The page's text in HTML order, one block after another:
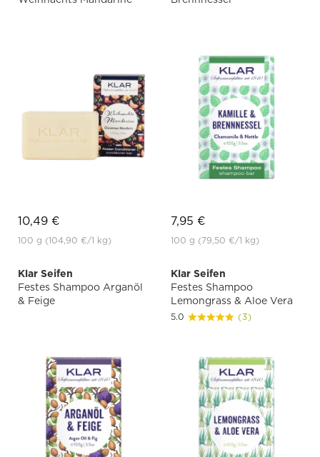
10,49 €
100 g (104,90 €/1 kg)
7,95 €
100 g (79,50 €/1 kg)
Klar Seifen
Festes Shampoo Arganöl
& Feige
Klar Seifen
Festes Shampoo
Lemongrass & Aloe Vera
5.0 (3)